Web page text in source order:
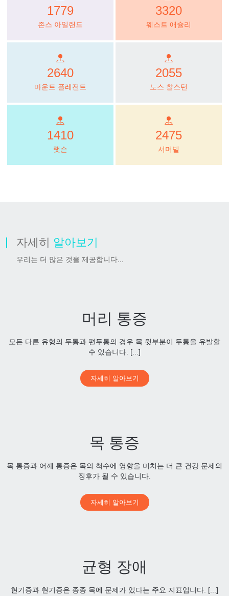
1779
존스 아일랜드
3320
웨스트 애슐리
2640
마운트 플레전트
2055
노스 찰스턴
1410
랫슨
2475
서머빌
자세히 알아보기
우리는 더 많은 것을 제공합니다...
머리 통증
모든 다른 유형의 두통과 편두통의 경우 목 윗부분이 두통을 유발할
수 있습니다. [...]
자세히 알아보기
목 통증
목 통증과 어깨 통증은 목의 척수에 영향을 미치는 더 큰 건강 문제의
징후가 될 수 있습니다.
자세히 알아보기
균형 장애
현기증과 현기증은 종종 목에 문제가 있다는 주요 지표입니다. [...]